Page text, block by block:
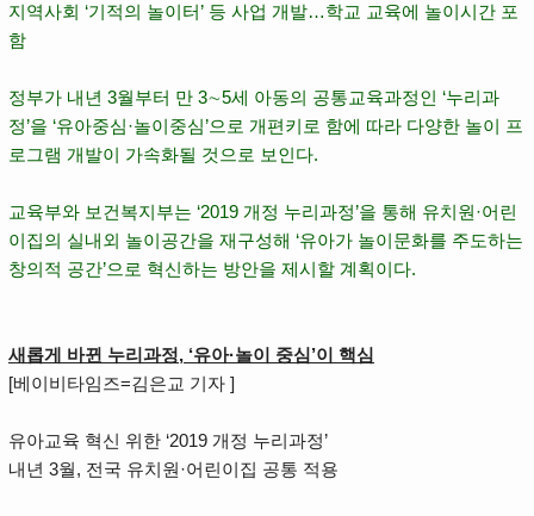
지역사회 ‘기적의 놀이터 ’ 등 사업 개발…학교 교육에 놀이시간 포
함
정부가 내년 3월부터 만 3∼5세 아동의 공통교육과정인 ‘누리과
정’을 ‘유아중심·놀이중심’으로 개편키로 함에 따라 다양한 놀이 프
로그램 개발이 가속화될 것으로 보인다.
교육부와 보건복지부는 ‘2019 개정 누리과정’을 통해 유치원·어린
이집의 실내외 놀이공간을 재구성해 ‘유아가 놀이문화를 주도하는
창의적 공간’으로 혁신하는 방안을 제시할 계획이다.
새롭게 바뀐 누리과정, ‘유아·놀이 중심’이 핵심
[베이비타임즈=김은교 기자 ]
유아교육 혁신 위한 ‘2019 개정 누리과정’
내년 3월, 전국 유치원·어린이집 공통 적용